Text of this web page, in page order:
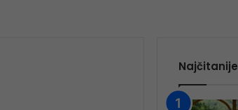
Najčitanije